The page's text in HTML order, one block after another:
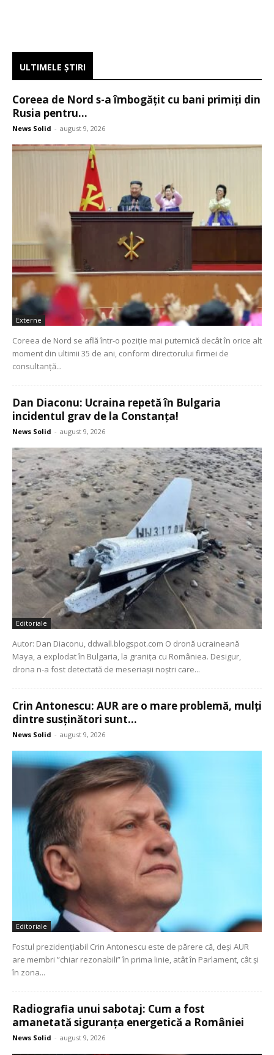
ULTIMELE ŞTIRI
Coreea de Nord s-a îmbogățit cu bani primiți din
Rusia pentru...
News Solid - august 9, 2026
Externe
Coreea de Nord se află într-o poziție mai puternică decât în orice alt
moment din ultimii 35 de ani, conform directorului firmei de
consultanță...
Dan Diaconu: Ucraina repetă în Bulgaria
incidentul grav de la Constanța!
News Solid - august 9, 2026
Editoriale
Autor: Dan Diaconu, ddwall.blogspot.com O dronă ucraineană
Maya, a explodat în Bulgaria, la granița cu Româniea. Desigur,
drona n-a fost detectată de meseriașii noștri care...
Crin Antonescu: AUR are o mare problemă, mulți
dintre susținători sunt...
News Solid - august 9, 2026
Editoriale
Fostul prezidenţiabil Crin Antonescu este de părere că, deşi AUR
are membri ”chiar rezonabili” în prima linie, atât în Parlament, cât şi
în zona...
Radiografia unui sabotaj: Cum a fost
amanetată siguranța energetică a României
News Solid - august 9, 2026